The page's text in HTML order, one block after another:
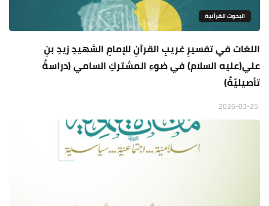
البحوث القرأنية
اللغات في تفسيرِ غريبِ القرآنِ للإمامِ الشهيدِ زيدِ بنِ
علي(عليه السلام) في ضوءِ المشتركِ السامي (دراسةٌ
تأصيليّةٌ)